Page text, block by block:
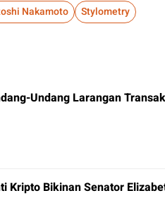
Nakamoto Stylometry
Undang Larangan
Kripto Bikinan Senator